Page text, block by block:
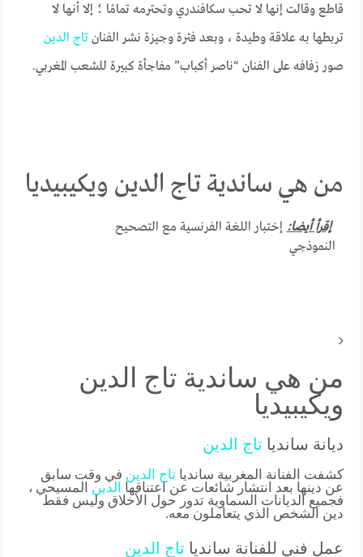
قاطع وقالت إنها لا تحب سكافندري وتحترمه تمامًا ؛ إلا أنها لا
تربطها به علاقة وطيدة ، وبعد فترة وجيزة نشر الفنانتاج الدين
صور زفافه على الفنان “ناصر أكباب” مفاجأة كبيرة للشعب المغربي.
من هي ساندية تاج الدين ويكيبيديا
إقرأ أيضا: إختبار اللغة الفرنسية مع التصحيح
النموذجي
من هي ساندية تاج الدين
ويكيبيديا
ديانة سانديا تاج الدين
كشفت الفنانة المغربية ساندياتاج الدين في وقت سابق
عن دينها بعد انتشار شائعات عن اعتناقها
الدين المسيحي ،
فجميع الديانات السماوية تدور حول الأخلاق وليس فقط
دين الشخص الذي يتعاملون معه.
عمل فني للفنانة سانديا تاج الدين